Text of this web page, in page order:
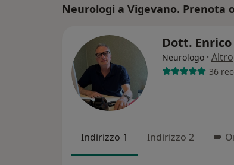
Neurologi a Vigevano. Prenota
Dott.
Neurologo · Altro
36
Indirizzo 1 Indirizzo 2